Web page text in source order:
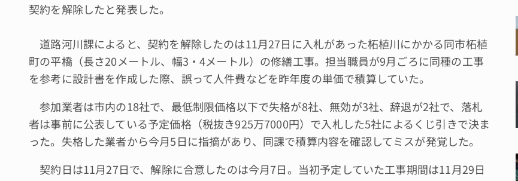
契約を解除したと発表した。
道路河川課によると、契約を解除したのは11月27日に入札があった柘植川にかかる同市柘植
町の平橋（長さ20メートル、幅3・4メートル）の修繕工事。担当職員が9月ごろに同種の工事
を参考に設計書を作成した際、誤って人件費などを昨年度の単価で積算していた。
参加業者は市内の18社で、最低制限価格以下で失格が8社、無効が3社、辞退が2社で、落札
者は事前に公表している予定価格（税抜き925万7000円）で入札した5社によるくじ引きで決ま
った。失格した業者から今月5日に指摘があり、同課で積算内容を確認してミスが発覚した。
契約日は11月27日で、解除に合意したのは今月7日。当初予定していた工事期間は11月29日